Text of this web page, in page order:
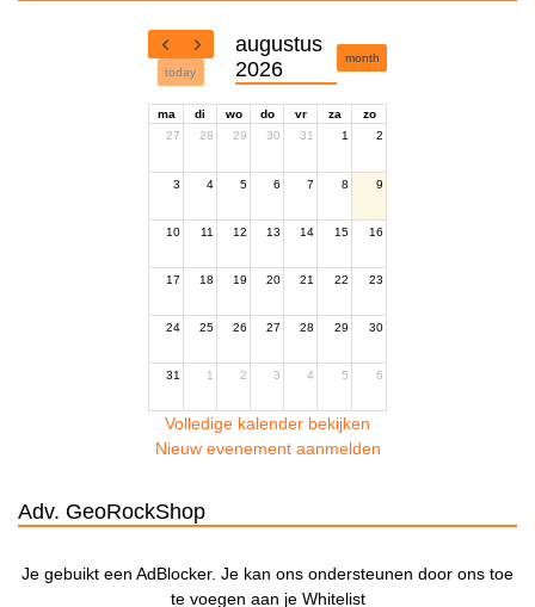
today
augustus
2026
month
ma di wo do vr za
zo
27
28 29 30 31 1 2
3 4 5 6 7 8 9
10 11 12 13 14 15 16
17 18 19 20 21 22 23
24 25 26 27 28 29 30
31 1 2 3 4 5 6
Volledige kalender bekijken
Nieuw evenement aanmelden
Adv. GeoRockShop
Je gebuikt een AdBlocker. Je kan ons ondersteunen door ons toe
te voegen aan je Whitelist